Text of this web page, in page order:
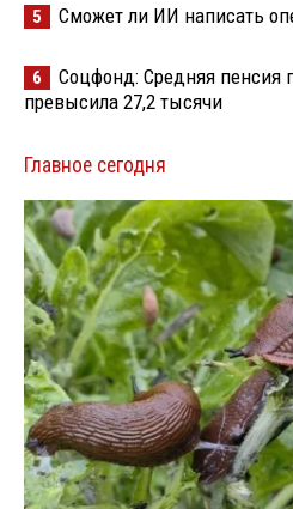
5 Сможет ли ИИ написать
6
Соцфонд: Средняя пенсия
превысила 27,2 тысячи
Главное сегодня